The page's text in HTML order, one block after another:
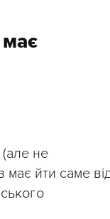
має
(але не
має йти саме